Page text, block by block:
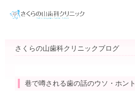
さくらの山歯科クリニックブログ
巷で噂される歯の話のウソ・ホント